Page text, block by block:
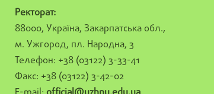
Ректорат:
88000, Україна, Закарпатська обл.,
м. Ужгород, пл. Народна, 3
Телефон: +38 (03122) 3-33-41
Факс: +38 (03122) 3-42-02